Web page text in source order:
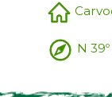
N